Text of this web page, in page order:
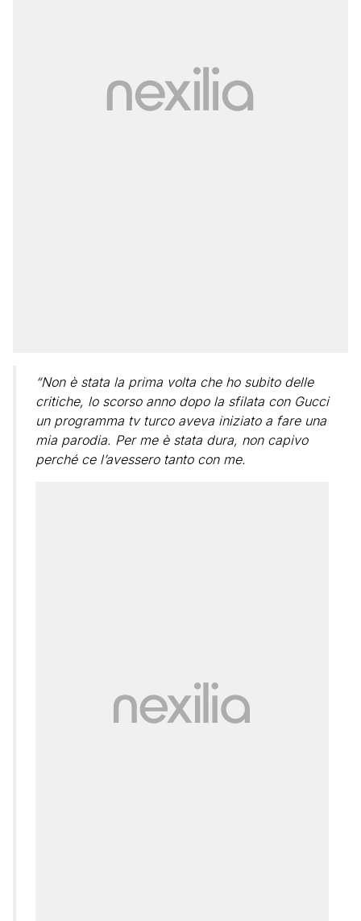
“Non è stata la prima volta che ho subito delle
critiche, lo scorso anno dopo la sfilata con Gucci
un programma tv turco aveva iniziato a fare una
mia parodia. Per me è stata dura, non capivo
perché ce l’avessero tanto con me.